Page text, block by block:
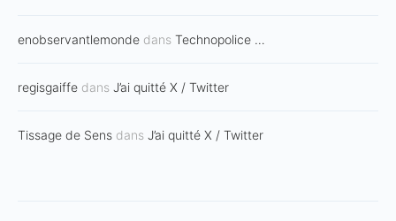
enobservantlemonde dans Technopolice …
regisgaiffe dans J’ai quitté X / Twitter
Tissage de Sens dans J’ai quitté X / Twitter